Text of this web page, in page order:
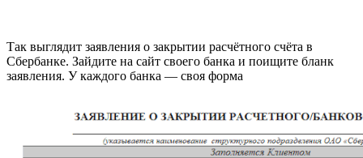
Так выглядит заявления о закрытии расчётного счёта в
Сбербанке. Зайдите на сайт своего банка и поищите бланк
заявления. У каждого банка — своя форма